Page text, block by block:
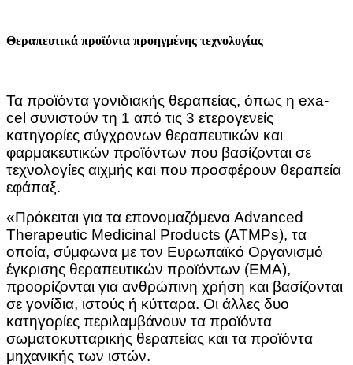
Θεραπευτικά προϊόντα προηγμένης τεχνολογίας
Τα προϊόντα γονιδιακής θεραπείας, όπως η exa-
cel συνιστούν τη 1 από τις 3 ετερογενείς
κατηγορίες σύγχρονων θεραπευτικών και
φαρμακευτικών προϊόντων που βασίζονται σε
τεχνολογίες αιχμής και που προσφέρουν θεραπεία
εφάπαξ.
«Πρόκειται για τα επονομαζόμενα Advanced
Therapeutic Medicinal Products (ATMPs), τα
οποία, σύμφωνα με τον Ευρωπαϊκό Οργανισμό
έγκρισης θεραπευτικών προϊόντων (EMA),
προορίζονται για ανθρώπινη χρήση και βασίζονται
σε γονίδια, ιστούς ή κύτταρα. Οι άλλες δυο
κατηγορίες περιλαμβάνουν τα προϊόντα
σωματοκυτταρικής θεραπείας και τα προϊόντα
μηχανικής των ιστών.